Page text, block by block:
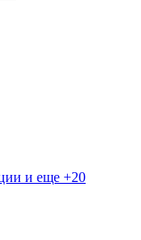
и еще +20